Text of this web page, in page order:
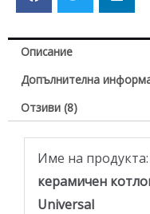
Описание
Допълнителна
Отзиви (8)
Име на продукта:
керамичен
Universal